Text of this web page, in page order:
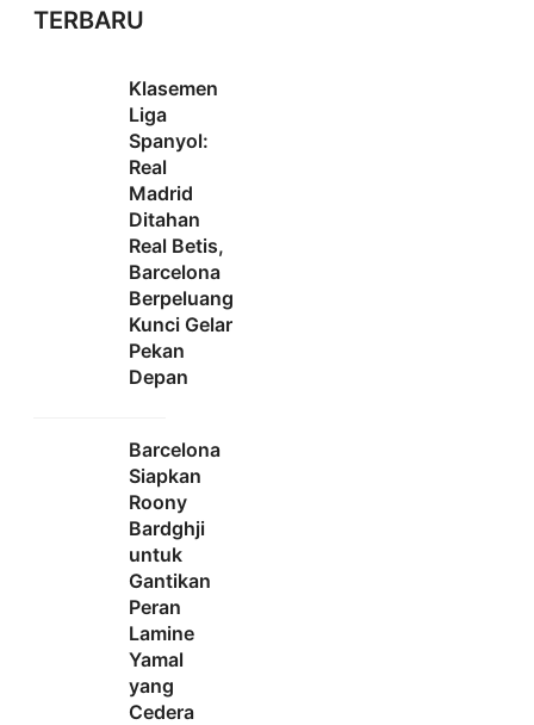
TERBARU
Klasemen
Liga
Spanyol:
Real
Madrid
Ditahan
Real Betis,
Barcelona
Berpeluang
Kunci Gelar
Pekan
Depan
Barcelona
Siapkan
Roony
Bardghji
untuk
Gantikan
Peran
Lamine
Yamal
yang
Cedera